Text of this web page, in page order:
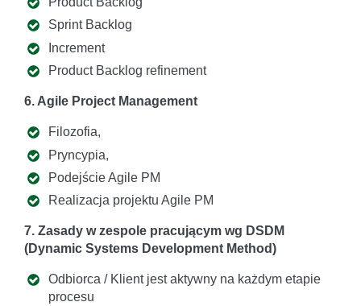
Sprint Backlog
Increment
Product Backlog refinement
6. Agile Project Management
Filozofia,
Pryncypia,
Podejście Agile PM
Realizacja projektu Agile PM
7. Zasady w zespole pracującym wg DSDM
(Dynamic Systems Development Method)
Odbiorca / Klient jest aktywny na każdym etapie
procesu